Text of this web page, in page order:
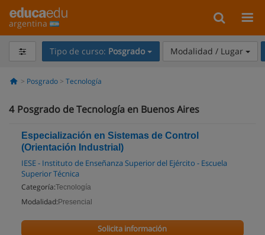
argentina
Tipo de curso: Posgrado Modalidad / Lugar
Posgrado Tecnología
4 Posgrado de Tecnología en Buenos Aires
Especialización en Sistemas de Control
(Orientación Industrial)
IESE - Instituto de Enseñanza Superior del Ejército - Escuela
Superior Técnica
Categoría:Tecnología
Modalidad: Presencial
Solicita información